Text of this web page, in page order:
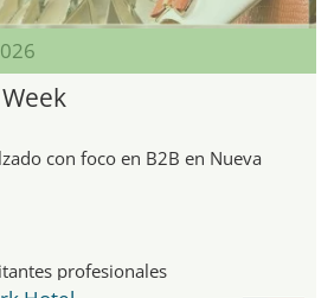
con foco en B2B en Nueva
profesionales